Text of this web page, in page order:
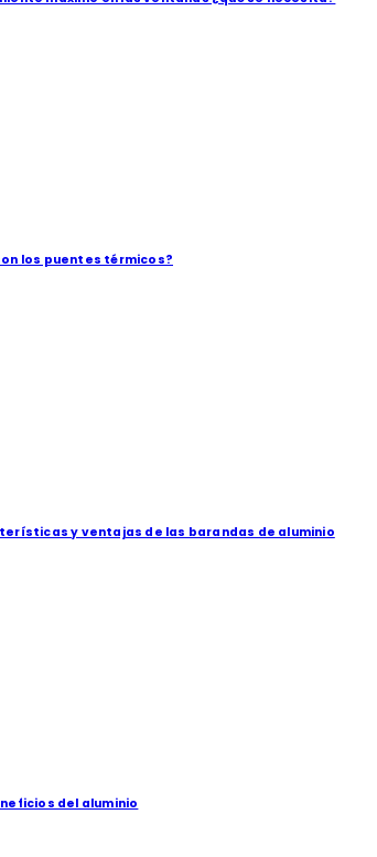
los puentes térmicos?
y ventajas de las barandas de aluminio
del aluminio